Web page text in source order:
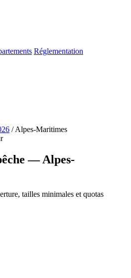
Réglementation
/ Alpes-Maritimes
— Alpes-
tailles minimales et quotas